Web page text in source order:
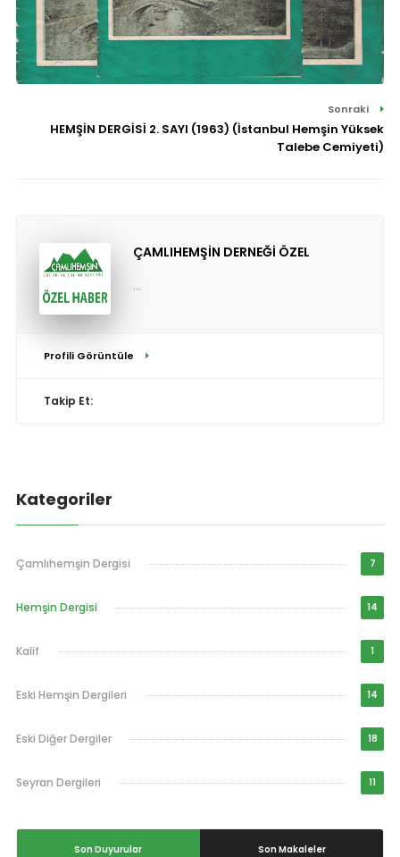
Sonraki
HEMŞİN DERGİSİ 2. SAYI (1963) (İstanbul Hemşin Yüksek
Talebe Cemiyeti)
ÇAMLIHEMŞİN DERNEĞİ ÖZEL
...
Profili Görüntüle
Takip Et:
Kategoriler
Çamlıhemşin Dergisi 7
Hemşin Dergisi 14
Kalif 1
Eski Hemşin Dergileri 14
Eski Diğer Dergiler 18
Seyran Dergileri 11
Son Duyurular Son Makaleler